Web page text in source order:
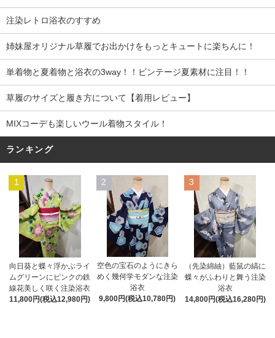
注染レトロ浴衣のすすめ
姉妹屋オリジナル草履でお出かけをもっとキュートに楽ちんに！
単着物と夏着物と浴衣の3way！！ビンテージ夏素材に注目！！
草履のサイズと履き方について【着用レビュー】
MIXコーデも楽しいウール着物スタイル！
ランキング
1
向日葵と蝶々浮かぶライ
ムグリーンにピンクの鉄
線花美しく咲く注染浴衣
11,800円(税込12,980円)
2
空色の宝石のようにきら
めく幾何学モダンな注染
浴衣
9,800円(税込10,780円)
3
（先染綿紬）藍鼠の縞に
蝶々がふわりと舞う注染
浴衣
14,800円(税込16,280円)